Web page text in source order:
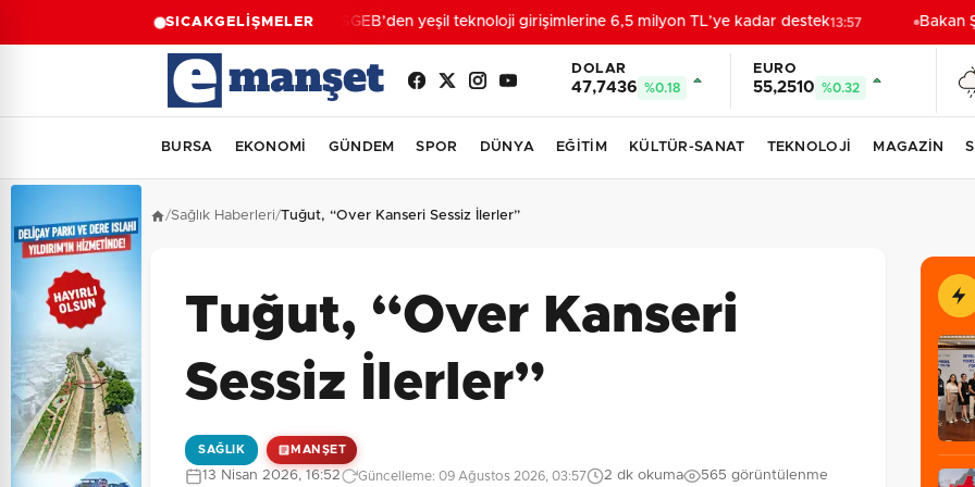
SICAKGELİŞMELERKOSGEB’den yeşil teknoloji girişimlerine 6,5 milyon TL’ye kadar destek13:57 Bakan
DOLAR
47,7436 %0.18
EURO
55,2510 %0.32
BURSA EKONOMİ GÜNDEM SPOR DÜNYA EĞİTİM KÜLTÜR-SANAT TEKNOLOJİ MAGAZİN
/Sağlık Haberleri/Tuğut, “Over Kanseri Sessiz İlerler”
Tuğut, “Over Kanseri
Sessiz İlerler”
SAĞLIK MANŞET
13 Nisan 2026, 16:52 Güncelleme: 09 Ağustos 2026, 03:57 2 dk okuma 565 görüntülenme